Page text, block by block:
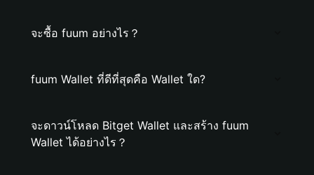
จะซื้อ fuum อย่างไร？
fuum Wallet ที่ดีที่สุดคือ Wallet ใด?
จะดาวน์โหลด Bitget Wallet และสร้าง fuum
Wallet ได้อย่างไร？